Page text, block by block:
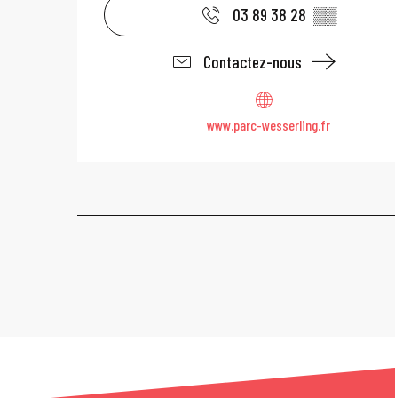
03 89 38 28 ▒▒
Contactez-nous
www.parc-wesserling.fr